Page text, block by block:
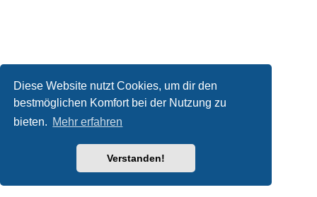
Diese Website nutzt Cookies, um dir den
bestmöglichen Komfort bei der Nutzung zu
bieten. Mehr erfahren
Verstanden!